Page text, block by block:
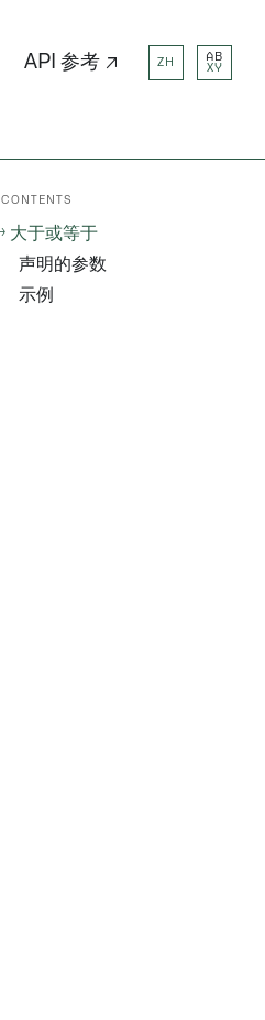
API 参考 ↗ ZH
AB
XY
CONTENTS
大于或等于
声明的参数
示例